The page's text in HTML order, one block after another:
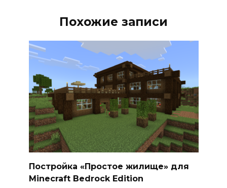
Похожие записи
Постройка «Простое жилище» для
Minecraft Bedrock Edition